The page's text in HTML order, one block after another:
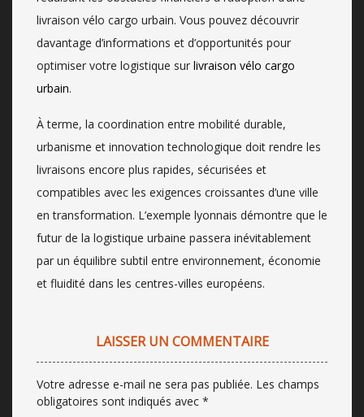
livraison vélo cargo urbain. Vous pouvez découvrir
davantage d’informations et d’opportunités pour
optimiser votre logistique sur livraison vélo cargo
urbain.
À terme, la coordination entre mobilité durable,
urbanisme et innovation technologique doit rendre les
livraisons encore plus rapides, sécurisées et
compatibles avec les exigences croissantes d’une ville
en transformation. L’exemple lyonnais démontre que le
futur de la logistique urbaine passera inévitablement
par un équilibre subtil entre environnement, économie
et fluidité dans les centres-villes européens.
LAISSER UN COMMENTAIRE
Votre adresse e-mail ne sera pas publiée. Les champs
obligatoires sont indiqués avec *